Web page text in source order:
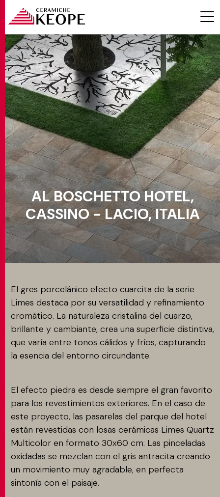
PROYECTOS
MAGAZINE
CONTACTOS
MATCH APP
BUSCAR
ÁREA RESERVADA
AL BOSCHETTO HOTEL,
CASSINO - LACIO, ITALIA
El gres porcelánico efecto cuarcita de la serie
Limes destaca por su versatilidad y refinamiento
cromático. La naturaleza cristalina del cuarzo,
brillante y cambiante, crea una superficie distintiva,
que varía entre tonos cálidos y fríos, capturando
la esencia del entorno circundante.
El efecto piedra es desde siempre el gran favorito
para los revestimientos exteriores. En el caso de
este proyecto, las pasarelas del parque del hotel
están revestidas con losas cerámicas Limes Quartz
Multicolor en formato 30x60 cm. Las pinceladas
oxidadas se mezclan con el gris antracita creando
un movimiento muy agradable, en perfecta
sintonía con el paisaje.